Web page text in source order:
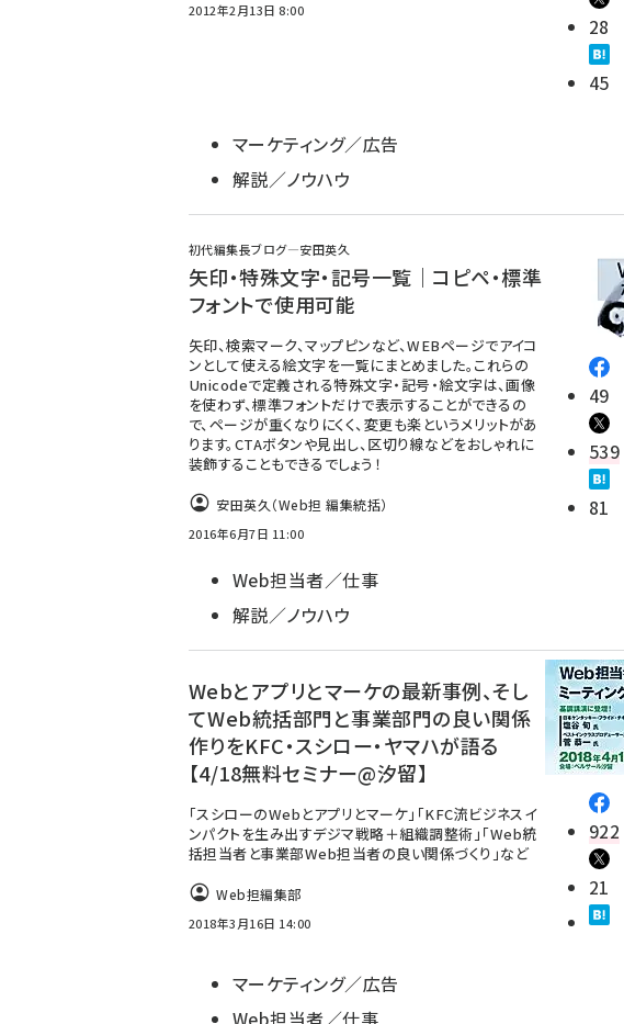
2012年2月13日 8:00
28
45
マーケティング／広告
解説／ノウハウ
初代編集長ブログ―安田英久
矢印・特殊文字・記号一覧｜コピペ・標準
フォントで使用可能
矢印、検索マーク、マップピンなど、WEBページでアイコ
ンとして使える絵文字を一覧にまとめました。これらの
Unicodeで定義される特殊文字・記号・絵文字は、画像
を使わず、標準フォントだけで表示することができるの
で、ページが重くなりにくく、変更も楽というメリットがあ
ります。CTAボタンや見出し、区切り線などをおしゃれに
装飾することもできるでしょう！
安田英久（Web担 編集統括）
2016年6月7日 11:00
49
539
81
Web担当者／仕事
解説／ノウハウ
Webとアプリとマーケの最新事例、そし
てWeb統括部門と事業部門の良い関係
作りをKFC・スシロー・ヤマハが語る
【4/18無料セミナー@汐留】
「スシローのWebとアプリとマーケ」「KFC流ビジネスイ
ンパクトを生み出すデジマ戦略＋組織調整術」「Web統
括担当者と事業部Web担当者の良い関係づくり」など
Web担編集部
2018年3月16日 14:00
922
21
マーケティング／広告
Web担当者／仕事